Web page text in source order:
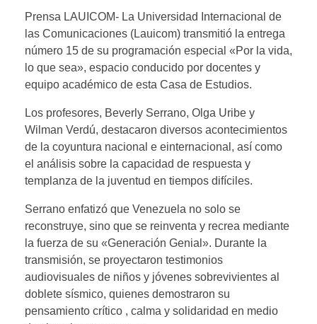
Prensa LAUICOM- La Universidad Internacional de
las Comunicaciones (Lauicom) transmitió la entrega
número 15 de su programación especial «Por la vida,
lo que sea», espacio conducido por docentes y
equipo académico de esta Casa de Estudios.
Los profesores, Beverly Serrano, Olga Uribe y
Wilman Verdú, destacaron diversos acontecimientos
de la coyuntura nacional e einternacional, así como
el análisis sobre la capacidad de respuesta y
templanza de la juventud en tiempos difíciles.
Serrano enfatizó que Venezuela no solo se
reconstruye, sino que se reinventa y recrea mediante
la fuerza de su «Generación Genial». Durante la
transmisión, se proyectaron testimonios
audiovisuales de niños y jóvenes sobrevivientes al
doblete sísmico, quienes demostraron su
pensamiento crítico , calma y solidaridad en medio